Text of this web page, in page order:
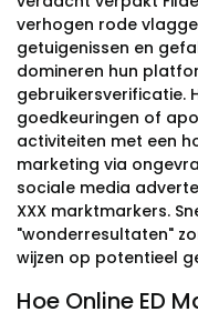
verhogen rode
getuigenissen en
domineren hun
gebruikersverificatie.
goedkeuringen of
activiteiten met een
marketing via
sociale media
XXX marktmarkers.
"wonderresultaten"
wijzen op potentieel
Hoe Online ED